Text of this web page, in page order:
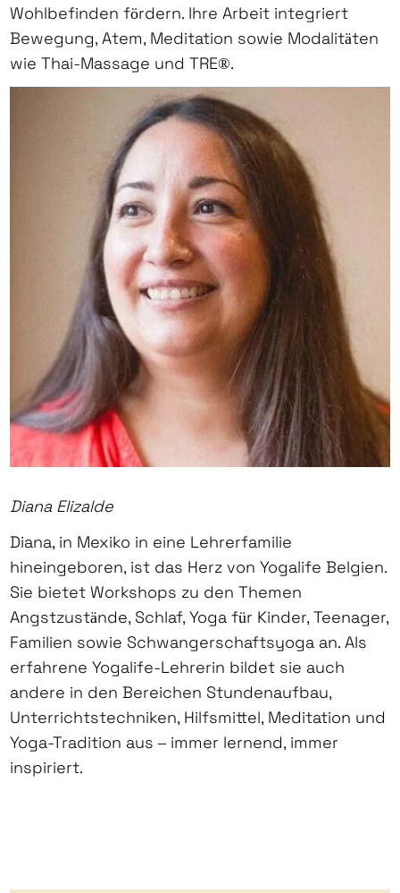
Wohlbefinden fördern. Ihre Arbeit integriert
Bewegung, Atem, Meditation sowie Modalitäten
wie Thai-Massage und TRE®.
Diana Elizalde
Diana, in Mexiko in eine Lehrerfamilie
hineingeboren, ist das Herz von Yogalife Belgien.
Sie bietet Workshops zu den Themen
Angstzustände, Schlaf, Yoga für Kinder, Teenager,
Familien sowie Schwangerschaftsyoga an. Als
erfahrene Yogalife-Lehrerin bildet sie auch
andere in den Bereichen Stundenaufbau,
Unterrichtstechniken, Hilfsmittel, Meditation und
Yoga-Tradition aus – immer lernend, immer
inspiriert.